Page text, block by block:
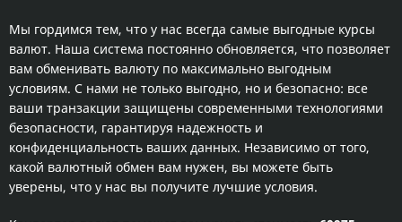
Мы гордимся тем, что у нас всегда самые выгодные курсы
валют. Наша система постоянно обновляется, что позволяет
вам обменивать валюту по максимально выгодным
условиям. С нами не только выгодно, но и безопасно: все
ваши транзакции защищены современными технологиями
безопасности, гарантируя надежность и
конфиденциальность ваших данных. Независимо от того,
какой валютный обмен вам нужен, вы можете быть
уверены, что у нас вы получите лучшие условия.